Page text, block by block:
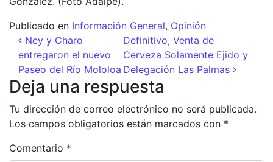
Publicado en Información General, Opinión
Navegación de entradas
Ney y Charo
entregaron el nuevo
Paseo del Río Mololoa
Definitivo, Venta de
Cerveza Solamente Ejido y
Delegación Las Palmas
Deja una respuesta
Tu dirección de correo electrónico no será publicada.
Los campos obligatorios están marcados con *
Comentario *